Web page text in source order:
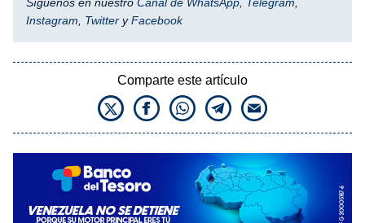
Instagram
Twitter yFacebook
Comparte este artículo